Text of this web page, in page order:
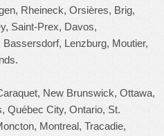
Rheineck, Orsières, Brig,
Saint-Prex, Davos,
Lenzburg, Moutier,
New Brunswick, Ottawa,
Québec City, Ontario, St.
Montreal, Tracadie,